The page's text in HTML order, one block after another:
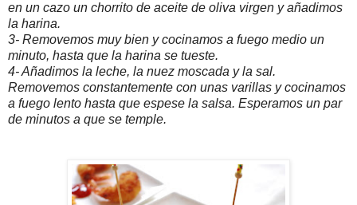
en un cazo un chorrito de aceite de oliva virgen y añadimos
la harina.
3- Removemos muy bien y cocinamos a fuego medio un
minuto, hasta que la harina se tueste.
4- Añadimos la leche, la nuez moscada y la sal.
Removemos constantemente con unas varillas y cocinamos
a fuego lento hasta que espese la salsa. Esperamos un par
de minutos a que se temple.